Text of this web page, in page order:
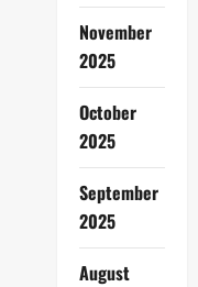
November
2025
October
2025
September
2025
August